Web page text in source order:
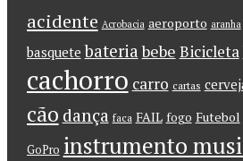
acidente Acrobacia aeroporto aranha
basquete bateriabebe Bicicleta
cachorro carro cartas
cão dança faca FAIL fogo Futebol
GoPro instrumento